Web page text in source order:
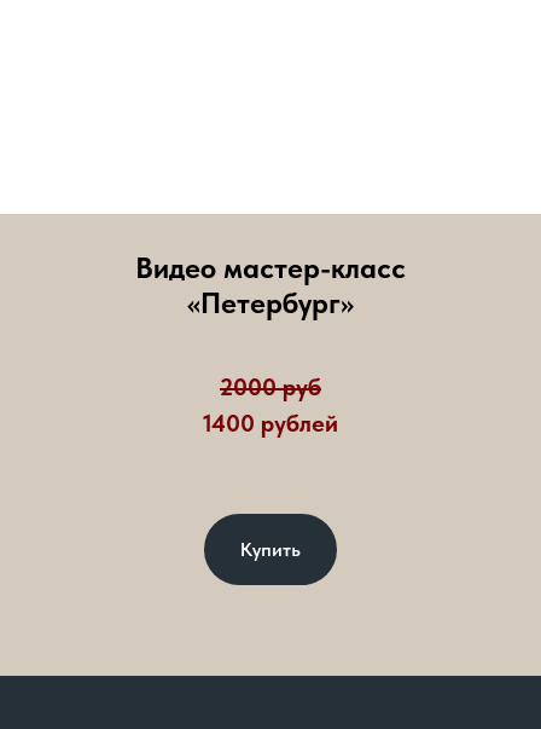
Видео мастер-класс
«Петербург»
2000 руб
1400 рублей
Купить